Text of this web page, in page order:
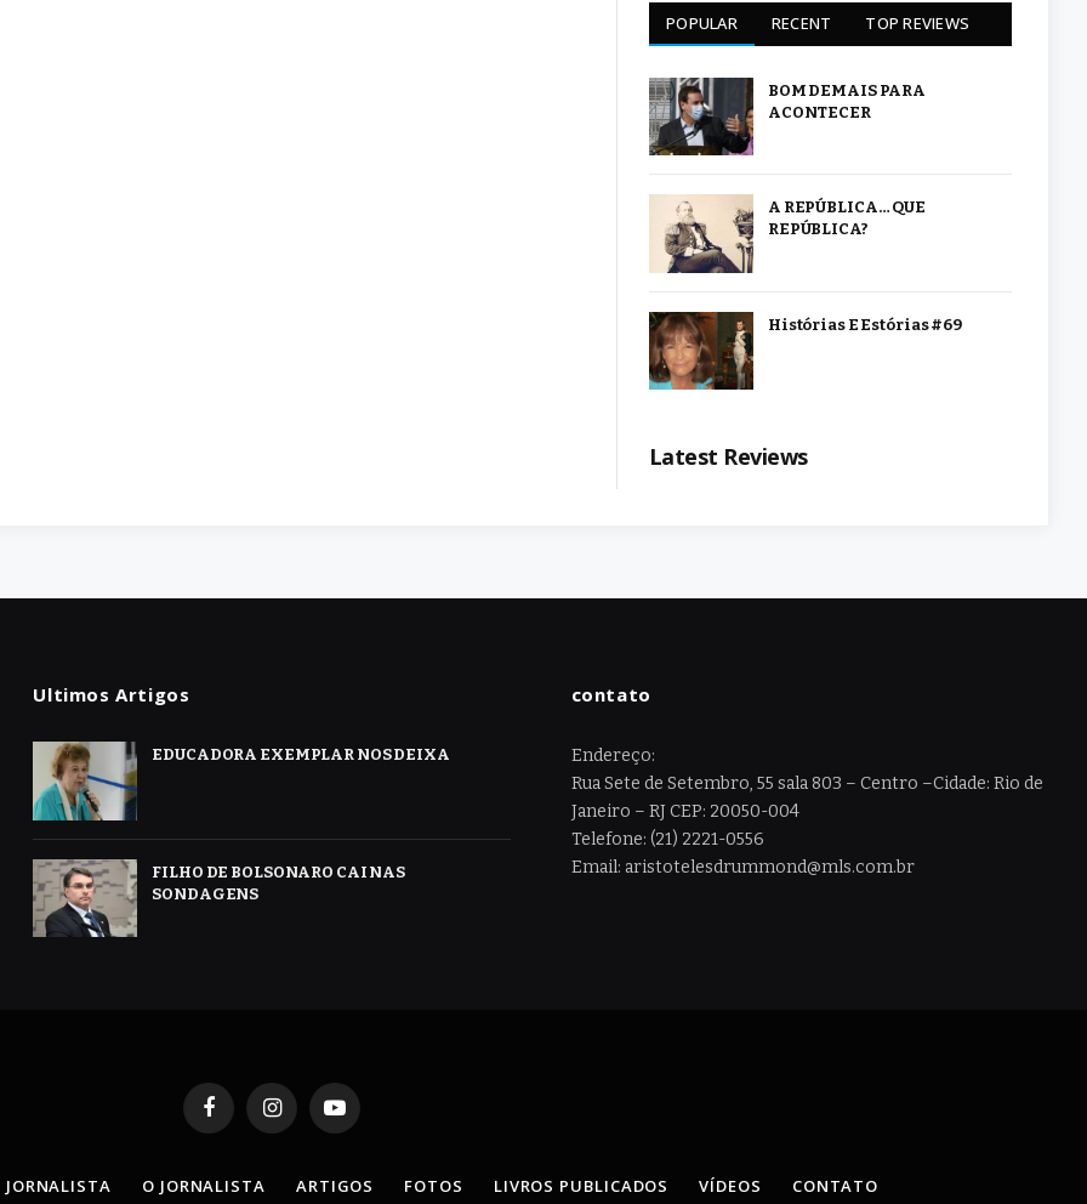
POPULAR RECENT TOP REVIEWS
BOM DEMAIS PARA
ACONTECER
A REPÚBLICA… QUE
REPÚBLICA?
Histórias E Estórias #69
Latest Reviews
Ultimos Artigos
EDUCADORA EXEMPLAR NOS DEIXA
FILHO DE BOLSONARO CAI NAS
SONDAGENS
contato
Endereço:
Rua Sete de Setembro, 55 sala 803 – Centro –Cidade: Rio de
Janeiro – RJ CEP: 20050-004
Telefone: (21) 2221-0556
Email: aristotelesdrummond@mls.com.br
FacebookInstagramYouTube
O JORNALISTA ARTIGOS FOTOS LIVROS PUBLICADOS VÍDEOS CONTATO